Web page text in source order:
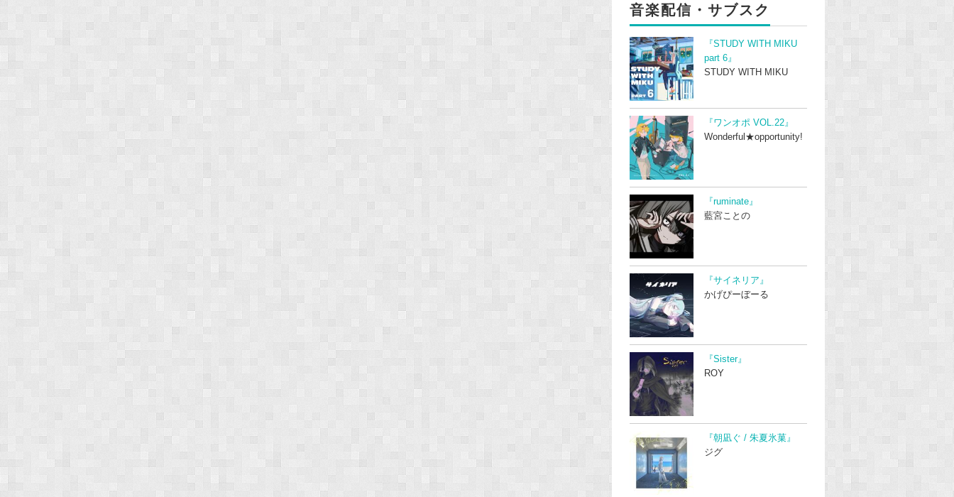
音楽配信・サブスク
『STUDY WITH MIKU
part 6』
STUDY WITH MIKU
『ワンオポ VOL.22』
Wonderful★opportunity!
『ruminate』
藍宮ことの
『サイネリア』
かげぴーぼーる
『Sister』
ROY
『朝凪ぐ / 朱夏氷菓』
ジグ